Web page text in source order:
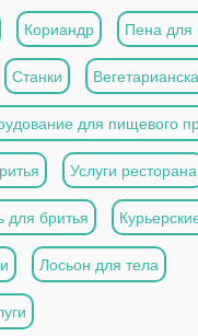
Кориандр Пена для
Станки
для пищевого
Услуги ресторана
для бритья
Лосьон для тела